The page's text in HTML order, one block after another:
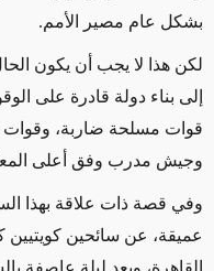
بشكل عام مصير الأمم.
لكن هذا لا يجب أن يكون
إلى بناء دولة قادرة على
قوات مسلحة ضاربة، وقوات
وجيش مدرب وفق أعلى
وفي قصة ذات علاقة بهذا
عميقة، عن سائحين كويتيين
القاهرة، وبعد ليلة